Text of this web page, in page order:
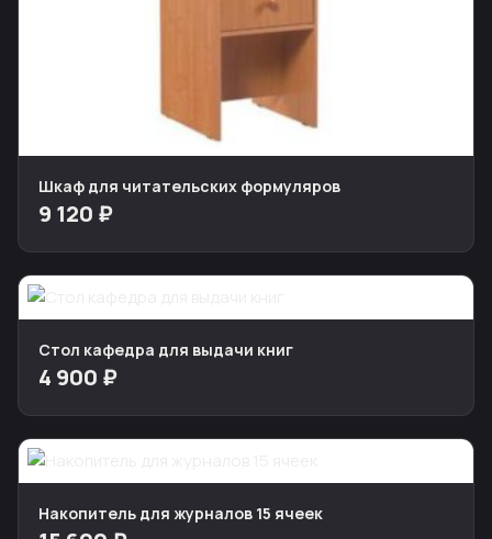
Шкаф для читательских формуляров
9 120 ₽
Стол кафедра для выдачи книг
4 900 ₽
Накопитель для журналов 15 ячеек